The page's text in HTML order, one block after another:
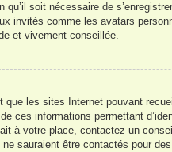
soit nécessaire de
invités comme les avatars
et vivement conseillée.
les sites Internet pouvant
ces informations permettant
à votre place, contactez un
sauraient être contactés pour